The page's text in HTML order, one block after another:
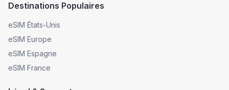
Destinations Populaires
eSIM États-Unis
eSIM Europe
eSIM Espagne
eSIM France